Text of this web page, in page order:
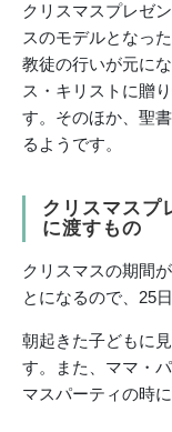
クリスマスプレゼ
スのモデルとなっ
教徒の行いが元に
ス・キリストに贈
す。そのほか、聖
るようです。
クリスマスプ
に渡すもの
クリスマスの期間
とになるので、25
朝起きた子どもに
す。また、ママ・
マスパーティの時